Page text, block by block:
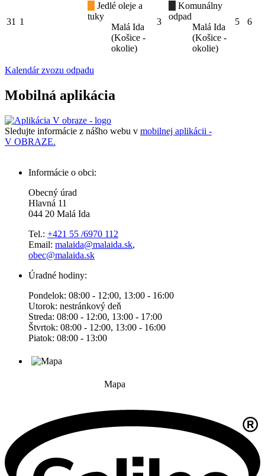
31 1
Jedlé oleje a
tuky
Malá Ida
(Košice -
okolie)
3
Komunálny
odpad
Malá Ida
(Košice -
okolie)
5 6
Kalendár zvozu odpadu
Mobilná aplikácia
Sledujte informácie z nášho webu v mobilnej aplikácii -
V OBRAZE.
Informácie o obci:
Obecný úrad
Hlavná 11
044 20 Malá Ida
Tel.: +421 55 /6970 112
Email: malaida@malaida.sk,
obec@malaida.sk
Úradné hodiny:
Pondelok: 08:00 - 12:00, 13:00 - 16:00
Utorok: nestránkový deň
Streda: 08:00 - 12:00, 13:00 - 17:00
Štvrtok: 08:00 - 12:00, 13:00 - 16:00
Piatok: 08:00 - 13:00
Mapa